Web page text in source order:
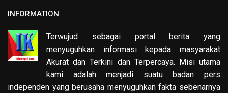
INFORMATION
Terwujud sebagai portal berita yang
menyuguhkan informasi kepada masyarakat
Akurat dan Terkini dan Terpercaya. Misi utama
kami adalah menjadi suatu badan pers
independen yang berusaha menyuguhkan fakta sebenarnya